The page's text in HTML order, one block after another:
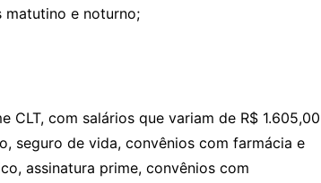
matutino e noturno;
CLT, com salários que variam de R$ 1.605,00
seguro de vida, convênios com farmácia e
assinatura prime, convênios com